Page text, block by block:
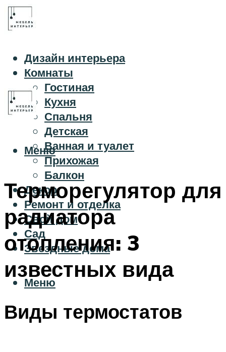
Дизайн интерьера
Комнаты
Гостиная
Кухня
Спальня
Детская
Ванная и туалет
Прихожая
Балкон
Декор
Ремонт и отделка
Свой дом
Сад
Звездные дома
Меню
Меню
Терморегулятор для
радиатора
отопления: 3
известных вида
Виды термостатов